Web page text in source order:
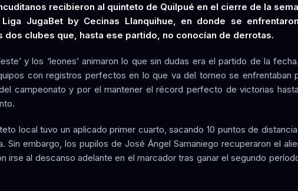
recibieron al quinteto de Quilpué en el cierre de la
JugaBet by Cecinas Llanquihue, en donde se
dos clubes que, hasta ese partido, no conocían de derrotas.
y los ‘leones’ animaron lo que sin dudas era el partido de la
con registros perfectos en lo que va del torneo se enfrentaban
campeonato y por el mantener el récord perfecto de victorias
local tuvo un aplicado primer cuarto, sacando 10 puntos de
Sin embargo, los pupilos de José Ángel Samaniego recuperaron el
irse al descanso adelante en el marcador tras ganar el segundo